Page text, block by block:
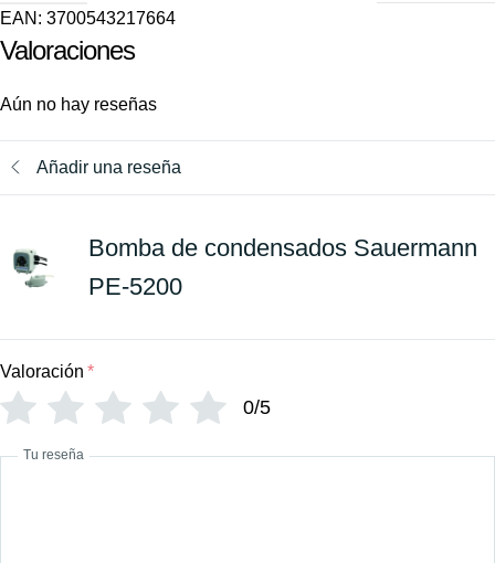
EAN: 3700543217664
Valoraciones
Aún no hay reseñas
Añadir una reseña
Bomba de condensados Sauermann
PE-5200
Valoración *
0/5
Tu reseña